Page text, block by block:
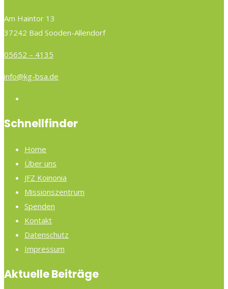
Am Haintor 13
37242 Bad Sooden-Allendorf
05652 – 4135
info@kg-bsa.de
Schnellfinder
Home
Über uns
JFZ Koinonia
Missionszentrum
Spenden
Kontakt
Datenschutz
Impressum
Aktuelle Beiträge